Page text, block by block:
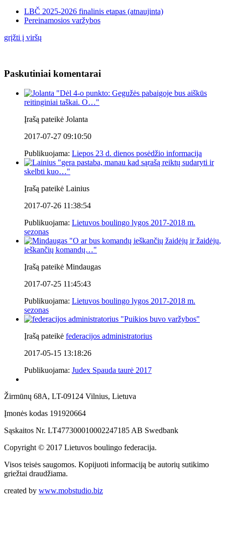
LBČ 2025-2026 finalinis etapas (atnaujinta)
Pereinamosios varžybos
grįžti į viršų
Paskutiniai komentarai
"Dėl 4-o punkto: Gegužės pabaigoje bus aiškūs
reitinginiai taškai. O…"
Įrašą pateikė Jolanta
2017-07-27 09:10:50
Publikuojama: Liepos 23 d. dienos posėdžio informacija
"gera pastaba, manau kad sąrašą reiktų sudaryti ir
skelbti kuo…"
Įrašą pateikė Lainius
2017-07-26 11:38:54
Publikuojama: Lietuvos boulingo lygos 2017-2018 m.
sezonas
"O ar bus komandų ieškančių žaidėjų ir žaidėjų,
ieškančių komandų…"
Įrašą pateikė Mindaugas
2017-07-25 11:45:43
Publikuojama: Lietuvos boulingo lygos 2017-2018 m.
sezonas
"Puikios buvo varžybos"
Įrašą pateikė federacijos administratorius
2017-05-15 13:18:26
Publikuojama: Judex Spauda taurė 2017
Žirmūnų 68A, LT-09124 Vilnius, Lietuva
Įmonės kodas 191920664
Sąskaitos Nr. LT477300010002247185 AB Swedbank
Copyright © 2017 Lietuvos boulingo federacija.
Visos teisės saugomos. Kopijuoti informaciją be autorių sutikimo
griežtai draudžiama.
created by www.mobstudio.biz